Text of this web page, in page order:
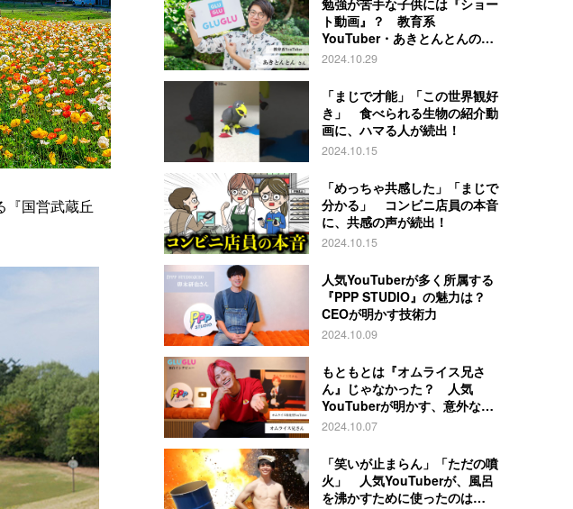
『国営武蔵丘
勉強が苦手な子供には『ショー
ト動画』？ 教育系
YouTuber・あきとんとんの戦
略とは
2024.10.29
「まじで才能」「この世界観好
き」 食べられる生物の紹介動
画に、ハマる人が続出！
2024.10.15
「めっちゃ共感した」「まじで
分かる」 コンビニ店員の本音
に、共感の声が続出！
2024.10.15
人気YouTuberが多く所属する
『PPP STUDIO』の魅力は？
CEOが明かす技術力
2024.10.09
もともとは『オムライス兄さ
ん』じゃなかった？ 人気
YouTuberが明かす、意外な過
去とは
2024.10.07
「笑いが止まらん」「ただの噴
火」 人気YouTuberが、風呂
を沸かすために使ったのは…